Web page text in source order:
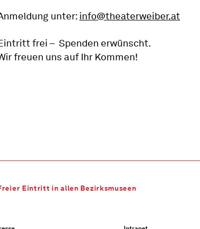
unter: info@theaterweiber.at
frei – Spenden erwünscht.
freuen uns auf Ihr Kommen!
Eintritt in allen Bezirksmuseen